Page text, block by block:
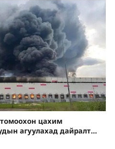
цахим
агуулахад дайралт